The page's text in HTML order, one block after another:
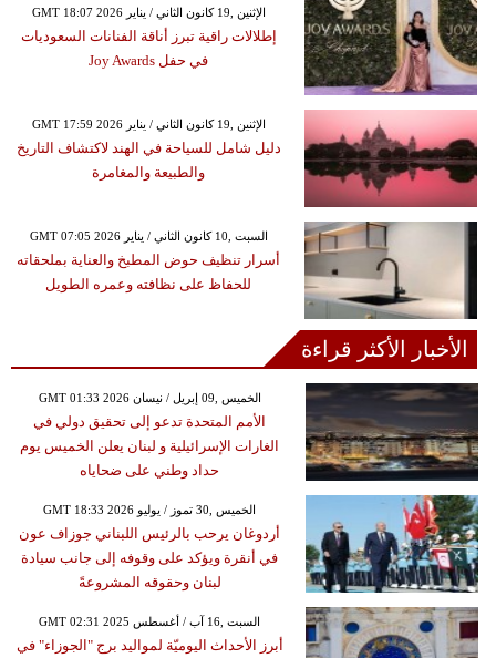
GMT 18:07 2026 الإثنين ,19 كانون الثاني / يناير
إطلالات راقية تبرز أناقة الفنانات السعوديات
في حفل Joy Awards
GMT 17:59 2026 الإثنين ,19 كانون الثاني / يناير
دليل شامل للسياحة في الهند لاكتشاف التاريخ
والطبيعة والمغامرة
GMT 07:05 2026 السبت ,10 كانون الثاني / يناير
أسرار تنظيف حوض المطبخ والعناية بملحقاته
للحفاظ على نظافته وعمره الطويل
الأخبار الأكثر قراءة
GMT 01:33 2026 الخميس ,09 إبريل / نيسان
الأمم المتحدة تدعو إلى تحقيق دولي في
الغارات الإسرائيلية و لبنان يعلن الخميس يوم
حداد وطني على ضحاياه
GMT 18:33 2026 الخميس ,30 تموز / يوليو
أردوغان يرحب بالرئيس اللبناني جوزاف عون
في أنقرة ويؤكد على وقوفه إلى جانب سيادة
لبنان وحقوقه المشروعةً
GMT 02:31 2025 السبت ,16 آب / أغسطس
أبرز الأحداث اليوميّة لمواليد برج "الجوزاء" في